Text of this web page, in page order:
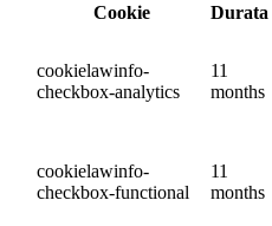
Cookie
Durata
cookielawinfo-
checkbox-analytics
11
months
cookielawinfo-
checkbox-functional
11
months